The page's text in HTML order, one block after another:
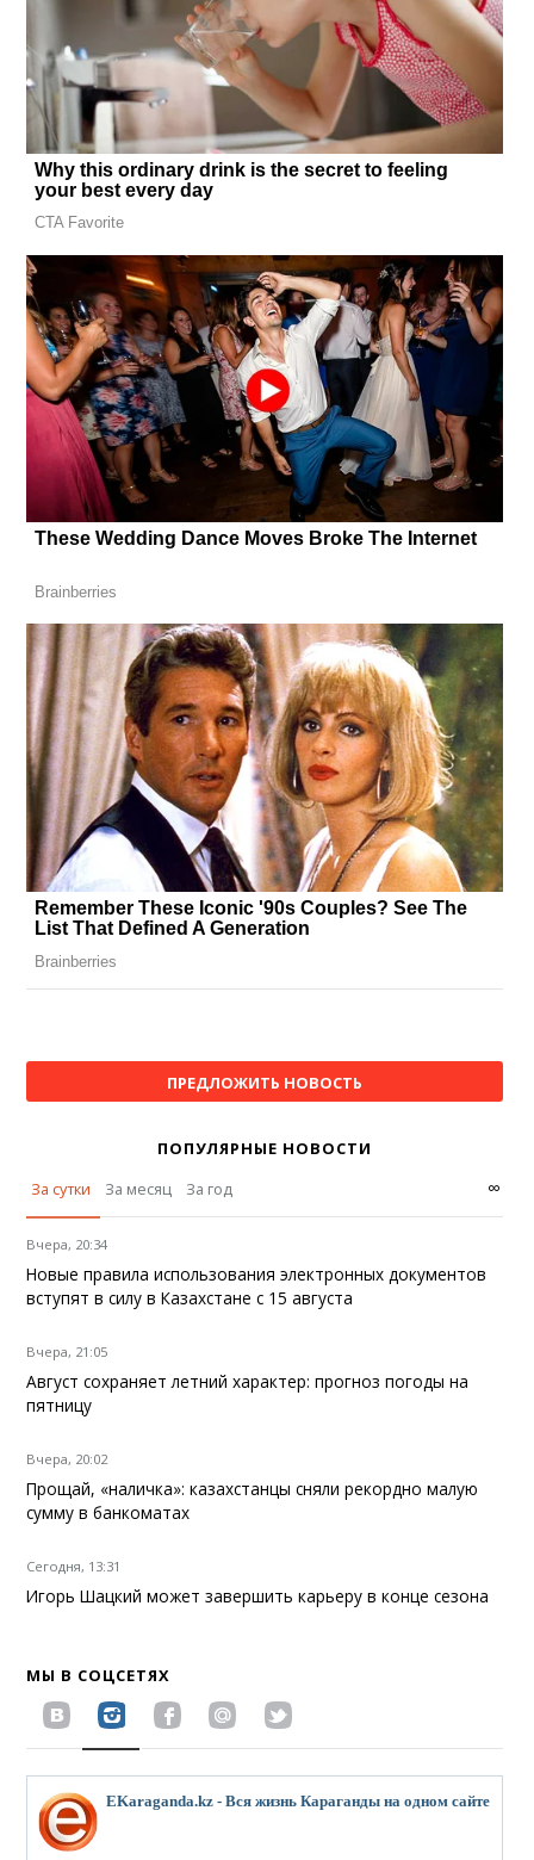
ПРЕДЛОЖИТЬ НОВОСТЬ
ПОПУЛЯРНЫЕ НОВОСТИ
За сутки
За месяц За год ∞
Вчера, 20:34
Новые правила использования электронных документов
вступят в силу в Казахстане с 15 августа
Вчера, 21:05
Август сохраняет летний характер: прогноз погоды на
пятницу
Вчера, 20:02
Прощай, «наличка»: казахстанцы сняли рекордно малую
сумму в банкоматах
Сегодня, 13:31
Игорь Шацкий может завершить карьеру в конце сезона
МЫ В СОЦСЕТЯХ
EKaraganda.kz - Вся жизнь Караганды на одном сайте